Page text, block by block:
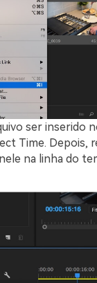
ser inserido
Time. Depois,
na linha do